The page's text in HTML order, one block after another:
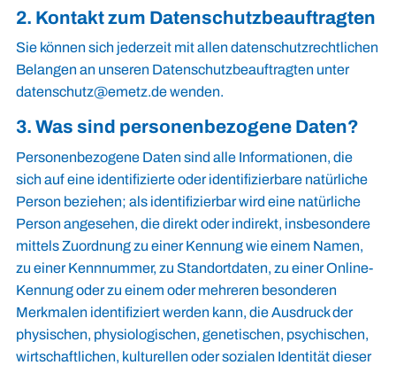
2. Kontakt zum Datenschutzbeauftragten
Sie können sich jederzeit mit allen datenschutzrechtlichen
Belangen an unseren Datenschutzbeauftragten unter
datenschutz@emetz.dewenden.
3. Was sind personenbezogene Daten?
Personenbezogene Daten sind alle Informationen, die
sich auf eine identifizierte oder identifizierbare natürliche
Person beziehen; als identifizierbar wird eine natürliche
Person angesehen, die direkt oder indirekt, insbesondere
mittels Zuordnung zu einer Kennung wie einem Namen,
zu einer Kennnummer, zu Standortdaten, zu einer Online-
Kennung oder zu einem oder mehreren besonderen
Merkmalen identifiziert werden kann, die Ausdruck der
physischen, physiologischen, genetischen, psychischen,
wirtschaftlichen, kulturellen oder sozialen Identität dieser